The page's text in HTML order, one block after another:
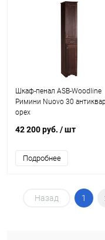
Шкаф-пенал ASB-Woodline
Римини Nuovo 30
орех
42 200 руб. / шт
Подробнее
Назад 1